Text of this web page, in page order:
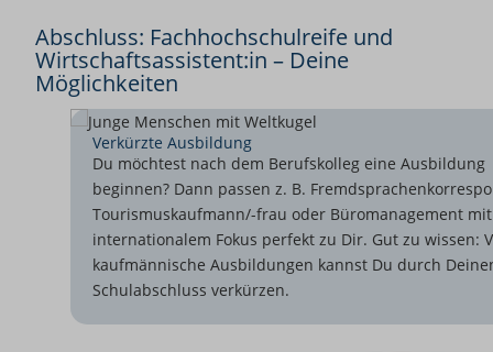
Abschluss: Fachhochschulreife und
Wirtschaftsassistent:in – Deine
Möglichkeiten
Verkürzte Ausbildung
Du möchtest nach dem Berufskolleg eine Ausbildung
beginnen? Dann passen z. B.
Tourismuskaufmann/-frau oder Büromanagement mit
internationalem Fokus perfekt zu Dir. Gut zu wissen:
kaufmännische Ausbildungen kannst Du durch
Schulabschluss verkürzen.